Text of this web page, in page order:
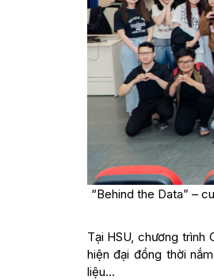
“Behind the Data” –
Tại HSU, chương
hiện đại đồng thời
liệu…